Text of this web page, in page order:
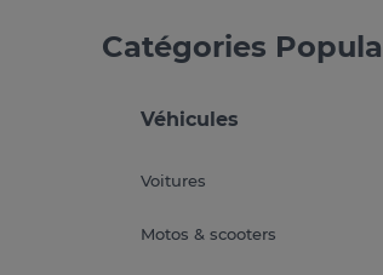
Catégories
Véhicules
Voitures
Motos & scooters